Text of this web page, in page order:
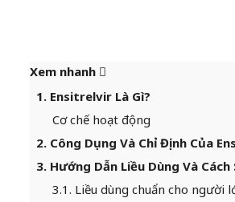
Xem nhanh
1. Ensitrelvir Là Gì?
Cơ chế hoạt động
2. Công Dụng Và Chỉ Định Của
3. Hướng Dẫn Liều Dùng Và
3.1. Liều dùng chuẩn cho người